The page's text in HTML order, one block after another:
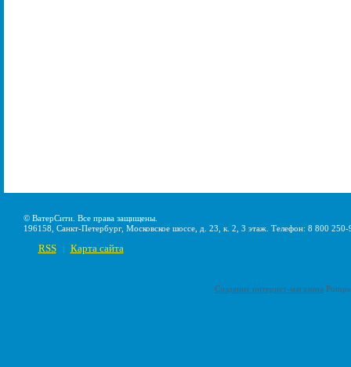
© ВатерСити. Все права защищены.
196158, Санкт-Петербург, Московское шоссе, д. 23, к. 2, 3 этаж. Телефон: 8 800
RSS Карта сайта
Создание интернет-магазина